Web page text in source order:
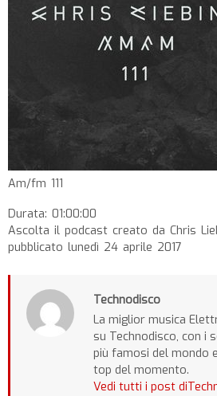
Am/fm 111
Durata: 01:00:00
Ascolta il podcast creato da Chris
pubblicato lunedì 24 aprile 2017
Technodisco
La miglior musica
su Technodisco, con i
più famosi del mondo
top del momento.
Vedi tutti i post